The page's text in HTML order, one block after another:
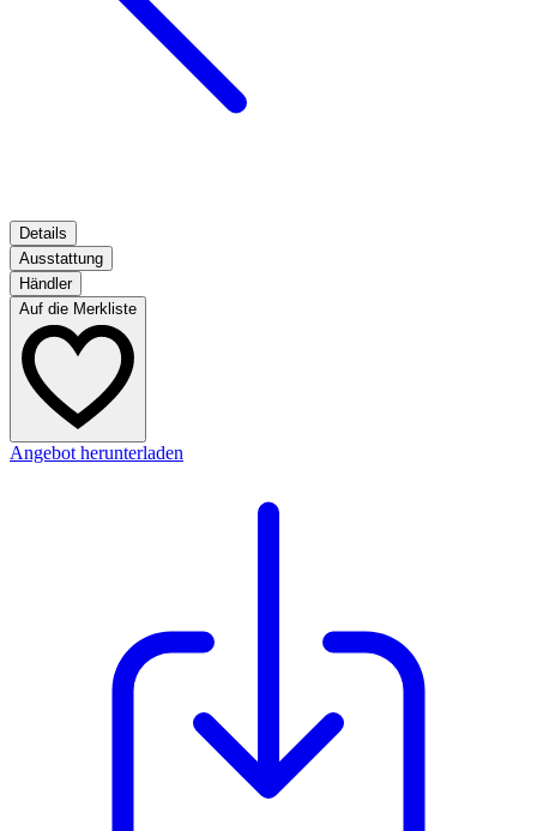
Details
Ausstattung
Händler
Auf die Merkliste
Angebot herunterladen